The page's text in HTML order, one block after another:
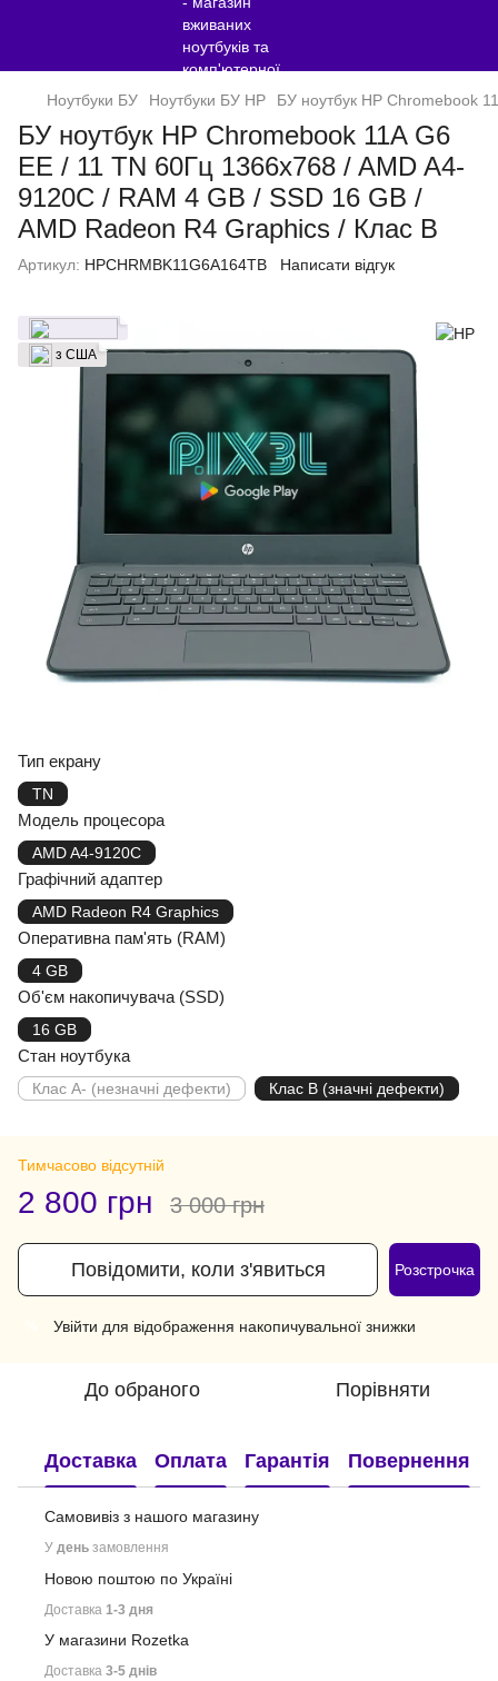
Ноутбуки БУ Ноутбуки БУ HP БУ ноутбук HP Chromebook
БУ ноутбук HP Chromebook 11A G6
EE / 11 TN 60Гц 1366x768 / AMD A4-
9120C / RAM 4 GB / SSD 16 GB /
AMD Radeon R4 Graphics / Клас B
Артикул: HPCHRMBK11G6A164TB Написати відгук
з США
Тип екрану
TN
Модель процесора
AMD A4-9120C
Графічний адаптер
AMD Radeon R4 Graphics
Оперативна пам'ять (RAM)
4 GB
Об'єм накопичувача (SSD)
16 GB
Стан ноутбука
Клас A- (незначні дефекти) Клас B (значні дефекти)
Тимчасово відсутній
2 800 грн 3 000 грн
Повідомити, коли з'явиться Розстрочка
Увійти для відображення накопичувальної знижки
До обраного Порівняти
Доставка Оплата Гарантія Повернення
Самовивіз з нашого магазину
У день замовлення
Новою поштою по Україні
Доставка 1-3 дня
У магазини Rozetka
Доставка 3-5 днів